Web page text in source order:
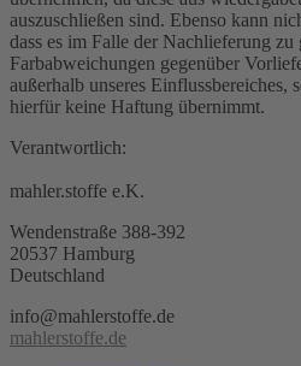
auszuschließen sind. Ebenso kann
dass es im Falle der Nachlieferung zu
Farbabweichungen gegenüber
außerhalb unseres Einflussbereiches,
hierfür keine Haftung übernimmt.
Verantwortlich:
mahler.stoffe e.K.
Wendenstraße 388-392
20537 Hamburg
Deutschland
info@mahlerstoffe.de
mahlerstoffe.de